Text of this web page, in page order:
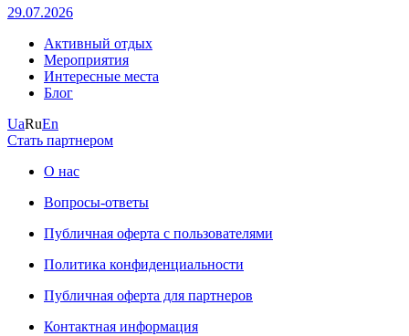
29.07.2026
Активный отдых
Мероприятия
Интересные места
Блог
UaRuEn
Стать партнером
О нас
Вопросы-ответы
Публичная оферта с пользователями
Политика конфиденциальности
Публичная оферта для партнеров
Контактная информация